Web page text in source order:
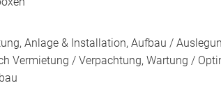
Anlage & Installation, Aufbau /
Vermietung / Verpachtung, Wartung /